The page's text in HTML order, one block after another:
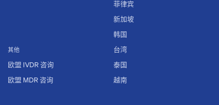
其他
欧盟 IVDR 咨询
欧盟 MDR 咨询
菲律宾
新加坡
韩国
台湾
泰国
越南